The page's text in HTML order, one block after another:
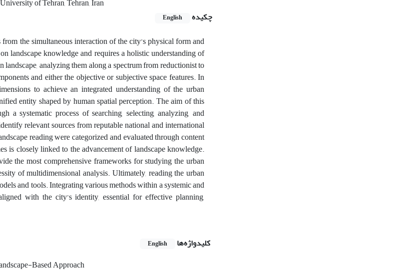
of Tehran, Tehran, Iran
چکیده
English
the simultaneous interaction of the city’s physical form and
landscape knowledge and requires a holistic understanding of
analyzing them along a spectrum from reductionist to
and either the objective or subjective space features. In
to achieve an integrated understanding of the urban
entity shaped by human spatial perception. The aim of this
a systematic process of searching, selecting, analyzing, and
relevant sources from reputable national and international
reading were categorized and evaluated through content
is closely linked to the advancement of landscape knowledge.
the most comprehensive frameworks for studying the urban
of multidimensional analysis. Ultimately, reading the urban
and tools. Integrating various methods within a systemic and
with the city’s identity, essential for effective planning,
کلیدواژه‌ها English
Based Approach